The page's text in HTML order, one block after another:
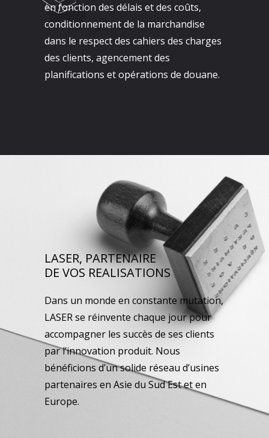
en fonction des délais et des coûts,
conditionnement de la marchandise
dans le respect des cahiers des charges
des clients, agencement des
planifications et opérations de douane.
LASER, PARTENAIRE
DE VOS REALISATIONS
Dans un monde en constante mutation,
LASER se réinvente chaque jour pour
accompagner les succès de ses clients
par l’innovation produit. Nous
bénéficions d’un solide réseau d’usines
partenaires en Asie du Sud Est et en
Europe.